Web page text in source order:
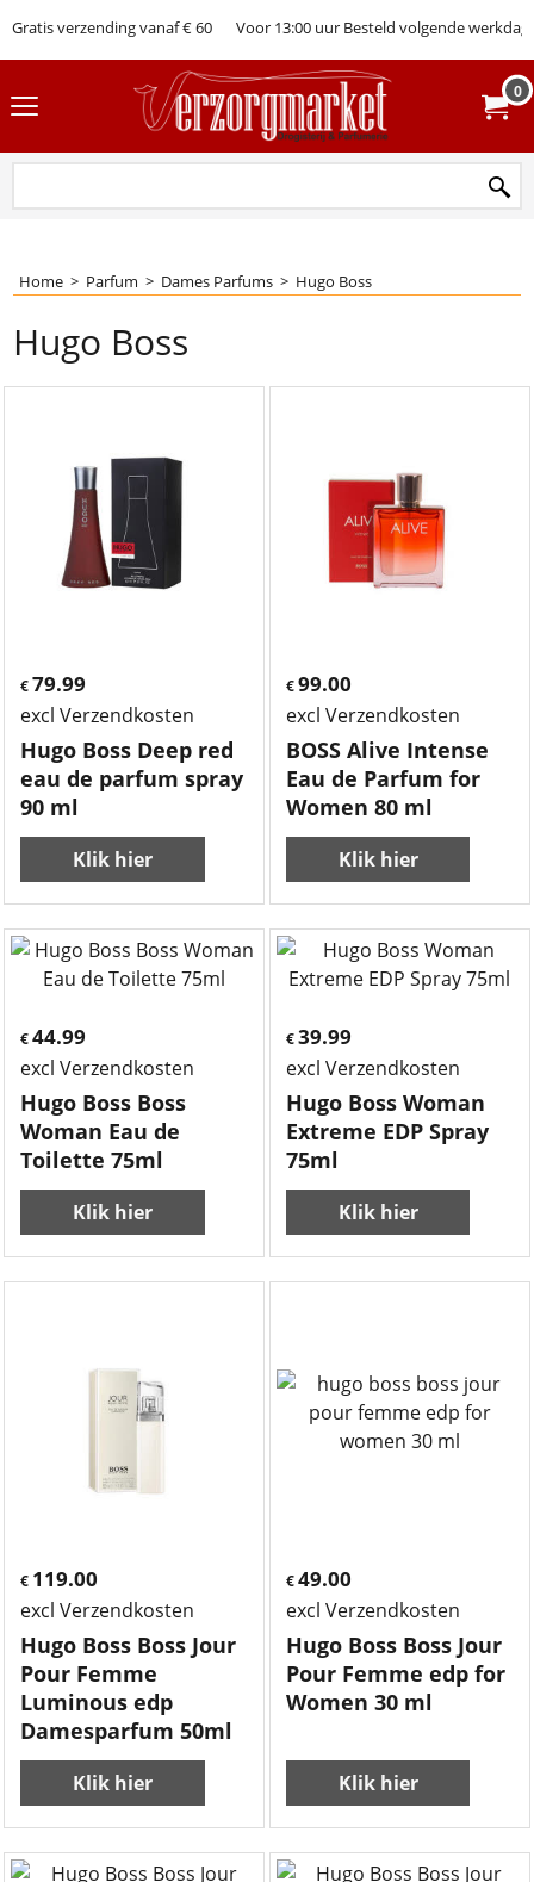
Gratis verzending vanaf € 60 Voor 13:00 uur Besteld volgende werkdag
0
Home > Parfum > Dames Parfums > Hugo Boss
Hugo Boss
€ 79.99
excl Verzendkosten
Hugo Boss Deep red
eau de parfum spray
90 ml
Klik hier
€99.00
excl Verzendkosten
BOSS Alive Intense
Eau de Parfum for
Women 80 ml
Klik hier
€ 44.99
excl Verzendkosten
Hugo Boss Boss
Woman Eau de
Toilette 75ml
Klik hier
€39.99
excl Verzendkosten
Hugo Boss Woman
Extreme EDP Spray
75ml
Klik hier
€ 119.00
excl Verzendkosten
Hugo Boss Boss Jour
Pour Femme
Luminous edp
Damesparfum 50ml
Klik hier
€49.00
excl Verzendkosten
Hugo Boss Boss Jour
Pour Femme edp for
Women 30 ml
Klik hier